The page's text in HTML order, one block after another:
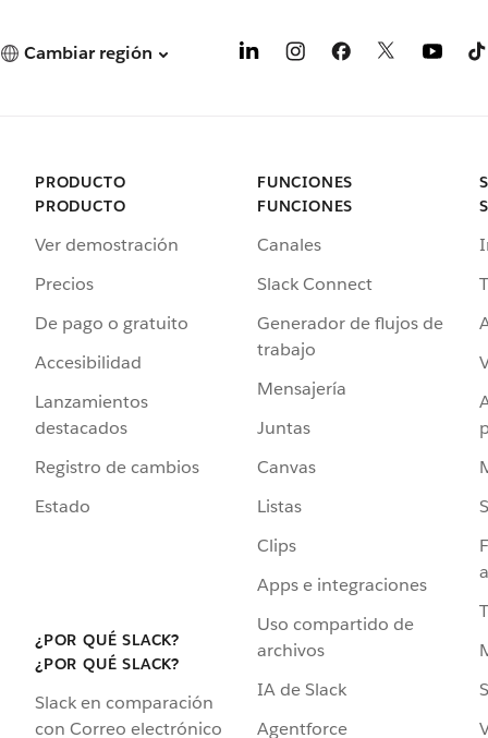
Cambiar región
PRODUCTO
PRODUCTO
Ver demostración
Precios
De pago o gratuito
Accesibilidad
Lanzamientos
destacados
Registro de cambios
Estado
¿POR QUÉ SLACK?
¿POR QUÉ SLACK?
Slack en comparación
con Correo electrónico
FUNCIONES
FUNCIONES
Canales
Slack Connect
Generador de flujos de
trabajo
Mensajería
Juntas
Canvas
Listas
Clips
Apps e integraciones
Uso compartido de
archivos
IA de Slack
Agentforce